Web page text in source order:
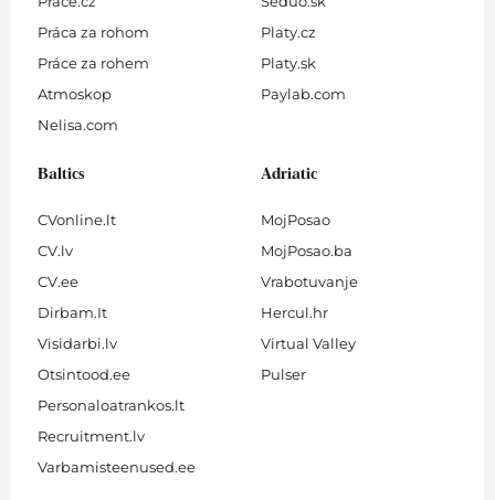
Práca za rohom
Práce za rohem
Atmoskop
Nelisa.com
Platy.cz
Platy.sk
Paylab.com
Baltics
CVonline.lt
CV.lv
CV.ee
Dirbam.It
Visidarbi.lv
Otsintood.ee
Personaloatrankos.lt
Recruitment.lv
Varbamisteenused.ee
Adriatic
MojPosao
MojPosao.ba
Vrabotuvanje
Hercul.hr
Virtual Valley
Pulser